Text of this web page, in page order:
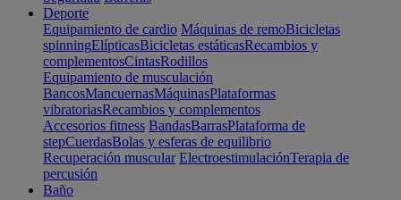
Deporte
Equipamiento de cardio Máquinas de remoBicicletas
spinningElípticasBicicletas estáticasRecambios y
complementosCintasRodillos
Equipamiento de musculación
BancosMancuernasMáquinasPlataformas
vibratoriasRecambios y complementos
Accesorios fitness BandasBarrasPlataforma de
stepCuerdasBolas y esferas de equilibrio
Recuperación muscular ElectroestimulaciónTerapia de
percusión
Baño